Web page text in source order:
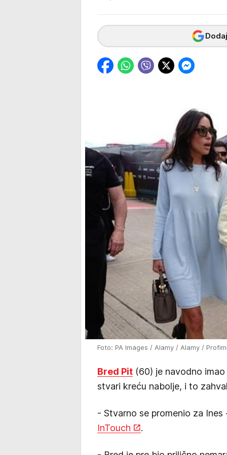
Foto: PA Images / Alamy / Alamy /
Bred Pit (60) je navodno
stvari kreću nabolje, i to
- Stvarno se promenio za
InTouch
.